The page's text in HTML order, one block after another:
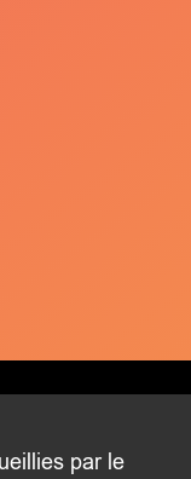
par le